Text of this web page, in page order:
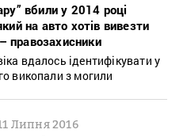
вбили у 2014 році
на авто хотів вивезти
правозахисники
вдалось ідентифікувати у
викопали з могили
Липня 2016